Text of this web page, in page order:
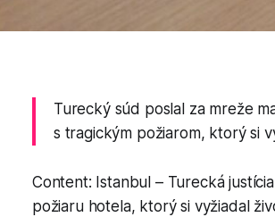
Turecký súd poslal za mreže
s tragickým požiarom, ktorý si
Content: Istanbul – Turecká
požiaru hotela, ktorý si vyžiadal